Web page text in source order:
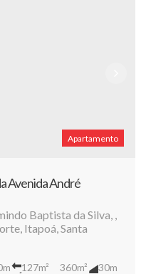
Apartamento
Avenida André
Baptista da Silva ,
, Itapoá,Santa
127m² 360m²
30m